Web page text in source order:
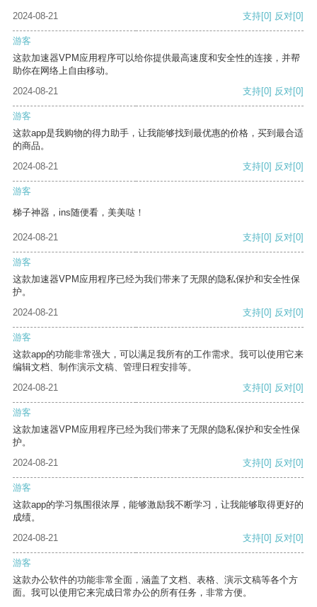
2024-08-21 支持[0] 反对[0]
游客
这款加速器VPM应用程序可以给你提供最高速度和安全性的连接，并帮
助你在网络上自由移动。
2024-08-21
支持[0] 反对[0]
游客
这款app是我购物的得力助手，让我能够找到最优惠的价格，买到最合适
的商品。
2024-08-21
支持[0] 反对[0]
游客
梯子神器，ins随便看，美美哒！
2024-08-21 支持[0] 反对[0]
游客
这款加速器VPM应用程序已经为我们带来了无限的隐私保护和安全性保
护。
2024-08-21
支持[0] 反对[0]
游客
这款app的功能非常强大，可以满足我所有的工作需求。我可以使用它来
编辑文档、制作演示文稿、管理日程安排等。
2024-08-21
支持[0] 反对[0]
游客
这款加速器VPM应用程序已经为我们带来了无限的隐私保护和安全性保
护。
2024-08-21
支持[0] 反对[0]
游客
这款app的学习氛围很浓厚，能够激励我不断学习，让我能够取得更好的
成绩。
2024-08-21
支持[0] 反对[0]
游客
这款办公软件的功能非常全面，涵盖了文档、表格、演示文稿等各个方
面。我可以使用它来完成日常办公的所有任务，非常方便。